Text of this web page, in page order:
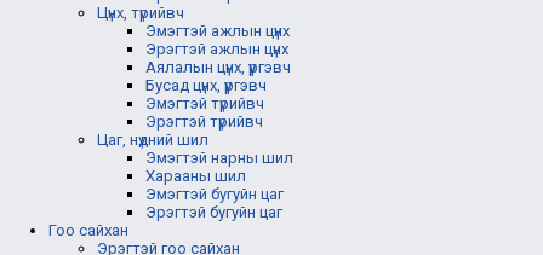
Цүнх, түрийвч
Эмэгтэй ажлын цүнх
Эрэгтэй ажлын цүнх
Аялалын цүнх, үүргэвч
Бусад цүнх, үүргэвч
Эмэгтэй түрийвч
Эрэгтэй түрийвч
Цаг, нүдний шил
Эмэгтэй нарны шил
Харааны шил
Эмэгтэй бугуйн цаг
Эрэгтэй бугуйн цаг
Гоо сайхан
Эрэгтэй гоо сайхан